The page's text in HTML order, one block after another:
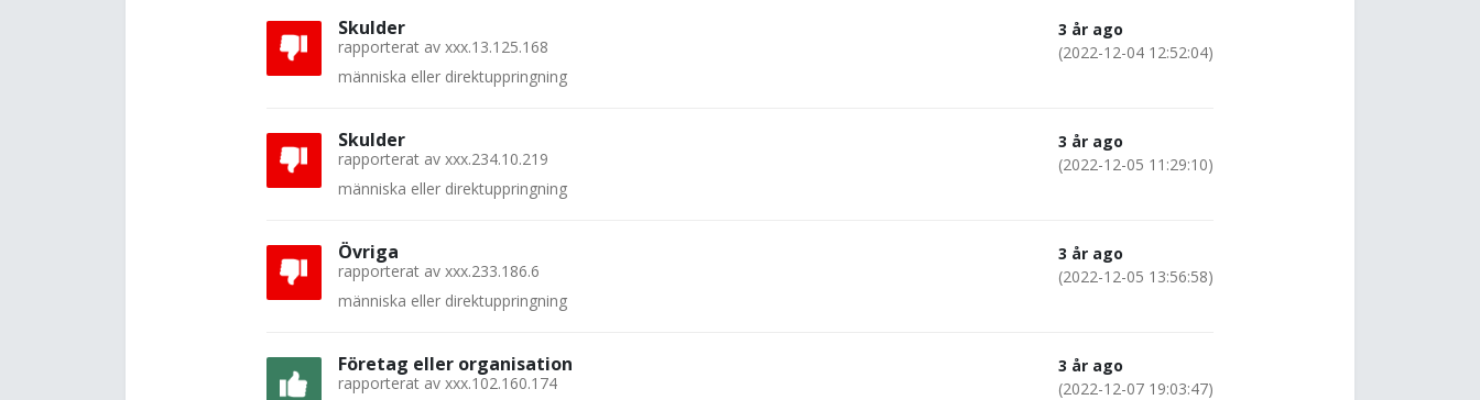
Skulder
rapporterat av xxx.13.125.168
människa eller direktuppringning
3 år ago
(2022-12-04 12:52:04)
Skulder
rapporterat av xxx.234.10.219
människa eller direktuppringning
3 år ago
(2022-12-05 11:29:10)
Övriga
rapporterat av xxx.233.186.6
människa eller direktuppringning
3 år ago
(2022-12-05 13:56:58)
Företag eller organisation
rapporterat av xxx.102.160.174
3 år ago
(2022-12-07 19:03:47)